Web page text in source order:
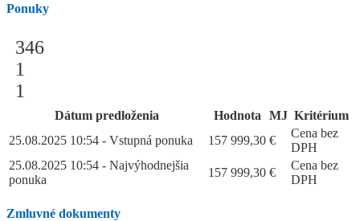
Ponuky
346
1
1
Dátum predloženia Hodnota MJ Kritérium
25.08.2025 10:54 - Vstupná ponuka
157 999,30 €
Cena bez
DPH
25.08.2025 10:54 - Najvýhodnejšia
ponuka
157 999,30 €
Cena bez
DPH
Zmluvné dokumenty